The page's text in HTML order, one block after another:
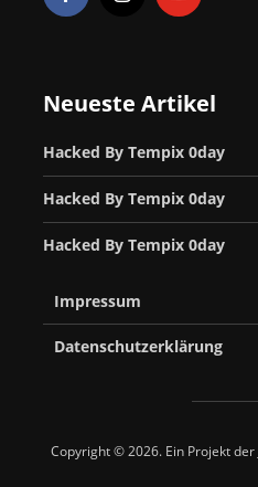
Neueste Artikel
Hacked By Tempix 0day
Hacked By Tempix 0day
Hacked By Tempix 0day
Impressum
Datenschutzerklärung
Copyright © 2026. Ein Projekt der